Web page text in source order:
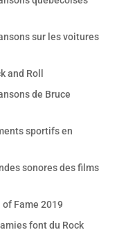
sur les voitures
and Roll
de Bruce
sportifs en
sonores des films
of Fame 2019
font du Rock